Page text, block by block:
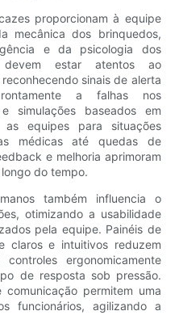
proporcionam à equipe
mecânica dos brinquedos,
e da psicologia dos
devem estar atentos ao
sinais de alerta
a falhas nos
simulações baseados em
equipes para situações
médicas até quedas de
e melhoria aprimoram
do tempo.
também influencia o
otimizando a usabilidade
pela equipe. Painéis de
claros e intuitivos reduzem
ergonomicamente
de resposta sob pressão.
permitem uma
funcionários, agilizando a